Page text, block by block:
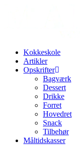
Kokkeskole
Artikler
Opskrifter
Bagværk
Dessert
Drikke
Forret
Hovedret
Snack
Tilbehør
Måltidskasser